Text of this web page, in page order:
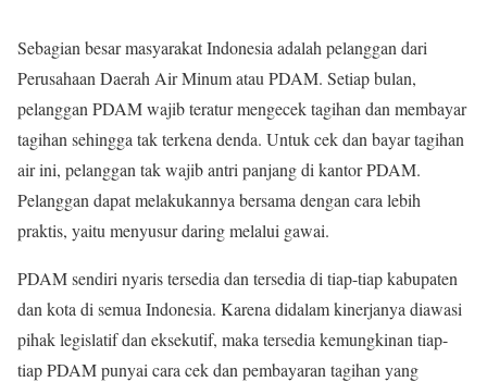
Sebagian besar masyarakat Indonesia adalah pelanggan dari
Perusahaan Daerah Air Minum atau PDAM. Setiap bulan,
pelanggan PDAM wajib teratur mengecek tagihan dan membayar
tagihan sehingga tak terkena denda. Untuk cek dan bayar tagihan
air ini, pelanggan tak wajib antri panjang di kantor PDAM.
Pelanggan dapat melakukannya bersama dengan cara lebih
praktis, yaitu menyusur daring melalui gawai.
PDAM sendiri nyaris tersedia dan tersedia di tiap-tiap kabupaten
dan kota di semua Indonesia. Karena didalam kinerjanya diawasi
pihak legislatif dan eksekutif, maka tersedia kemungkinan tiap-
tiap PDAM punyai cara cek dan pembayaran tagihan yang